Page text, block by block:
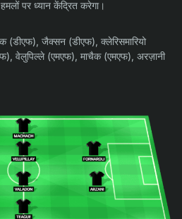
पर ध्यान केंद्रित करेगा।
(डीएफ), जैक्सन (डीएफ), क्लेरिसमारियो
वेलुपिल्ले (एमएफ), माचैक (एमएफ), अरज़ानी